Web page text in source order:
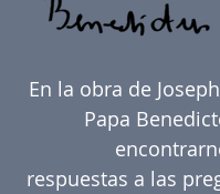
En la obra de
Papa
respuestas a las